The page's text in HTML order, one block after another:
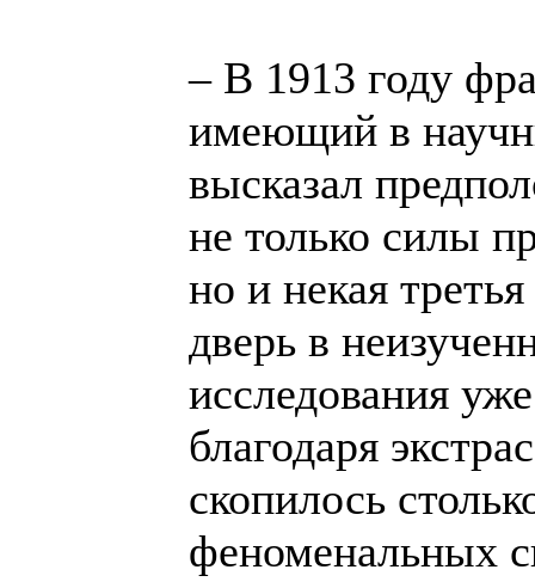
– В 1913 году
имеющий в
высказал
не только силы
но и некая
дверь в
исследования
благодаря
скопилось
феноменальных